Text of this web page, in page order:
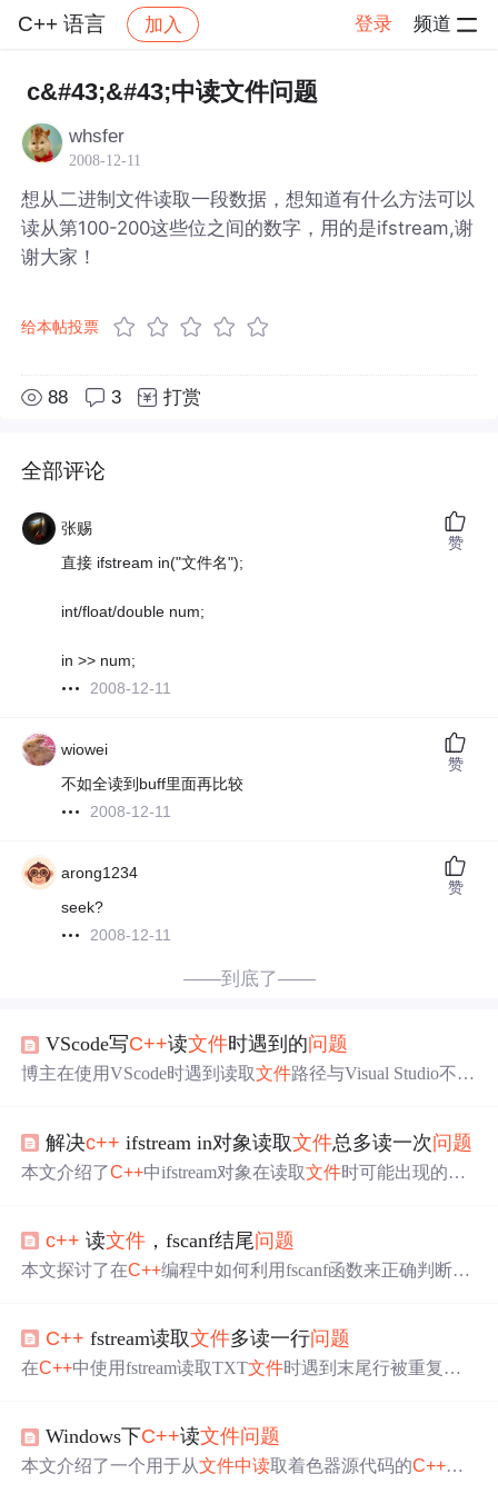
C++ 语言 加入 登录 频道
社区 C++ 语言 帖子详情
c&#43;&#43;中读文件问题
whsfer
2008-12-11
想从二进制文件读取一段数据，想知道有什么方法可以
读从第100-200这些位之间的数字，用的是ifstream,谢
谢大家！
给本帖投票
88 3 打赏
全部评论
张赐
直接 ifstream in("文件名");
int/float/double num;
in >> num;
2008-12-11
赞
wiowei
不如全读到buff里面再比较
2008-12-11
赞
arong1234
seek?
2008-12-11
赞
——到底了——
VScode写C++读文件时遇到的问题
博主在使用VScode时遇到读取文件路径与Visual Studio不同
尝试修改launch.json的cwd配置，但影响了debug功能。临
时解决方案是使用绝对路径或手动转换路径。博主计划日
解决c++ ifstream in对象读取文件总多读一次问题
本文介绍了C++中ifstream对象在读取文件时可能出现的多
判断条件，以避免这种情况。示例代码展示了如何优雅地
解决此问题，适用于读取C风格字符串和更通用的文件流
c++ 读文件 ，fscanf结尾问题
本文探讨了在C++编程中如何利用fscanf函数来正确判断文
C++ fstream读取文件多读一行问题
在C++中使用fstream读取TXT文件时遇到末尾行被重复读
达 文件末尾，如果是则break，避免了末尾行的重复读取。
这种方法有效地解决了fstream读取文件时的异常情况。
Windows下C++读文件问题
本文介绍了一个用于从文件中读取着色器源代码的C++函